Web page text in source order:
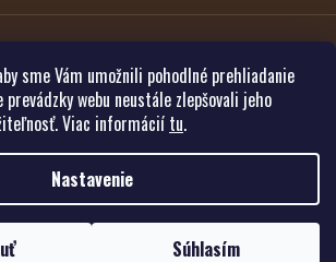
sme Vám umožnili pohodlné prehliadanie
prevádzky webu neustále zlepšovali jeho
Viac informácií tu.
Nastavenie
Súhlasím
Forest